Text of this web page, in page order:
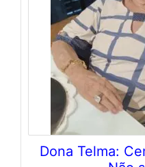
Dona Telma: